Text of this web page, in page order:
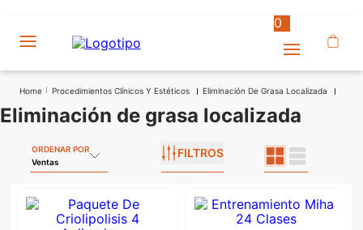
0
Procedimientos Clínicos Y Estéticos Eliminación De Grasa Localizada
eliminación de grasa localizada
ORDENAR POR
Ventas
FILTROS